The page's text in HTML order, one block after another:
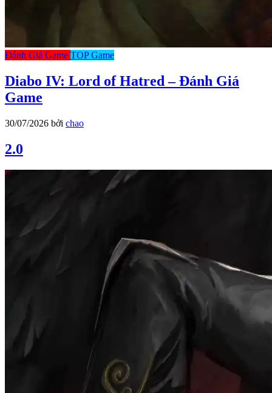
Đánh Giá Game TOP Game
Diabo IV: Lord of Hatred – Đánh Giá
Game
30/07/2026 bởi chao
2.0